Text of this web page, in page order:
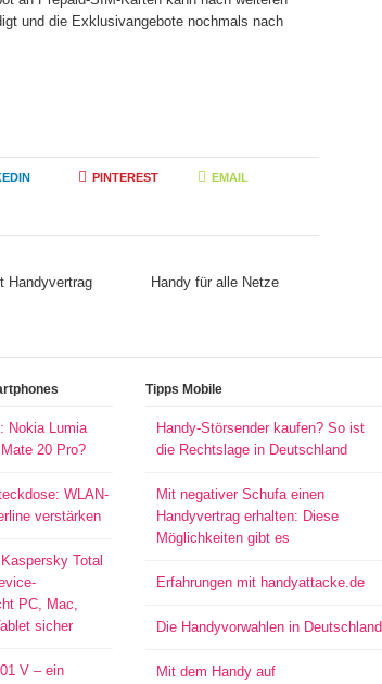
und die Exklusivangebote nochmals nach
PINTEREST EMAIL
Handyvertrag Handy für alle Netze
Nokia Lumia
20 Pro?
WLAN-
verstärken
Total
PC, Mac,
sicher
V – ein
Tipps Mobile
Handy-Störsender kaufen? So ist
die Rechtslage in Deutschland
Mit negativer Schufa einen
Handyvertrag erhalten: Diese
Möglichkeiten gibt es
Erfahrungen mit handyattacke.de
Die Handyvorwahlen in Deutschland
Mit dem Handy auf